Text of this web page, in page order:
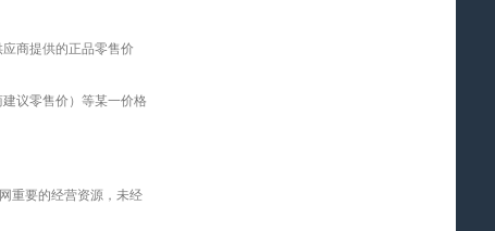
商提供的正品零售价
议零售价）等某一价格
重要的经营资源，未经